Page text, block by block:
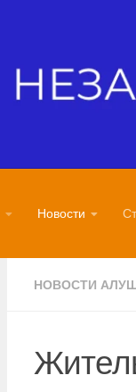
Новости
НОВОСТИ